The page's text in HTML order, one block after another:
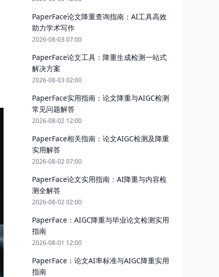
PaperFace论文降重查询指南：AI工具高效
助力学术写作
2026-08-03 07:00
PaperFace论文工具：降重生成检测一站式
解决方案
2026-08-03 02:00
PaperFace实用指南：论文降重与AIGC检测
常见问题解答
2026-08-02 12:00
PaperFace相关指南：论文AIGC检测及降重
实用解答
2026-08-02 07:00
PaperFace论文实用指南：AI降重与内容检
测全解答
2026-08-02 02:00
PaperFace：AIGC降重与毕业论文检测实用
指南
2026-08-01 12:00
PaperFace：论文AI率标准与AIGC降重实用
指南